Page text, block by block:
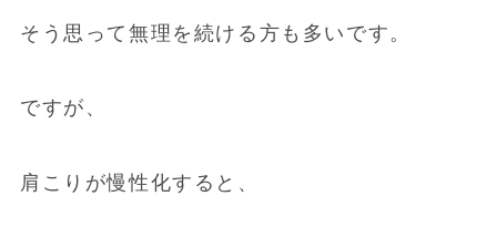
そう思って無理を続ける方も多いです。
ですが、
肩こりが慢性化すると、